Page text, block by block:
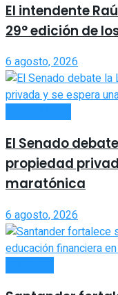
El intendente
29° edición de
6 agosto, 2026
El Senado
propiedad
maratónica
6 agosto, 2026